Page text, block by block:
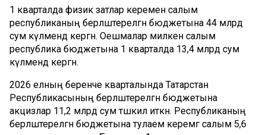
1 кварталда физик затлар кеременә салым
республиканың берләштерелгән бюджетына 44 млрд
сум күләмендә кергән. Оешмалар милкенә салым
республика бюджетына 1 кварталда 13,4 млрд сум
күләмендә кергән.
2026 елның беренче кварталында Татарстан
Республикасының берләштерелгән бюджетына
акцизлар 11,2 млрд сум тәшкил иткән. Республиканың
берләштерелгән бюджетына тулаем керемгә салым 5,6